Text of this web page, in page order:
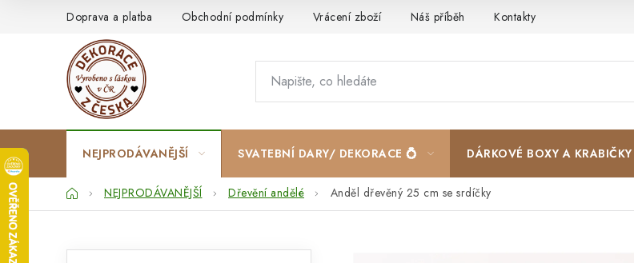
Doprava a platba Obchodní podmínky Vrácení zboží Náš příběh Kontakty
NEJPRODÁVANĚJŠÍ SVATEBNÍ DARY/ DEKORACE 💍 DÁRKOVÉ BOXY A KRABIČKY
DomůNEJPRODÁVANĚJŠÍ Dřevění andělé Anděl dřevěný 25 cm se srdíčky